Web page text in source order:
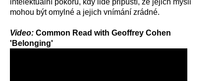
intelektuální pokoru, kdy lidé připustí, že jejich mysli
mohou být omylné a jejich vnímání zrádné.
Video: Common Read with Geoffrey Cohen
'Belonging'